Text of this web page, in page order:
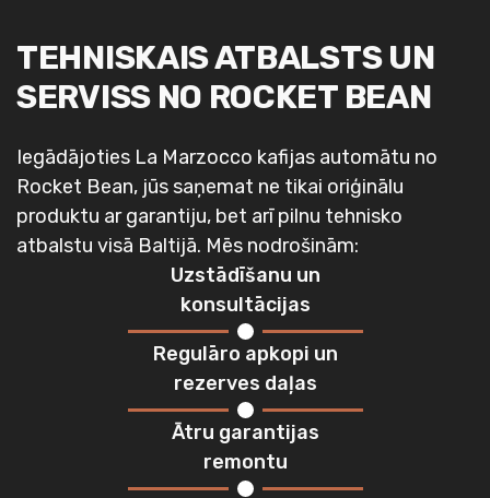
TEHNISKAIS ATBALSTS UN
SERVISS NO ROCKET BEAN
Iegādājoties La Marzocco kafijas automātu no
Rocket Bean, jūs saņemat ne tikai oriģinālu
produktu ar garantiju, bet arī pilnu tehnisko
atbalstu visā Baltijā. Mēs nodrošinām:
Uzstādīšanu un
konsultācijas
Regulāro apkopi un
rezerves daļas
Ātru garantijas
remontu